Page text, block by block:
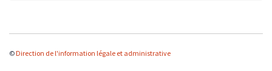
© Direction de l'information légale et administrative